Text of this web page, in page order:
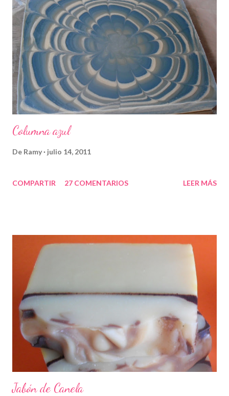
Columna azul
De Ramy julio 14, 2011
COMPARTIR 27 COMENTARIOS LEER MÁS
Jabón de Canela